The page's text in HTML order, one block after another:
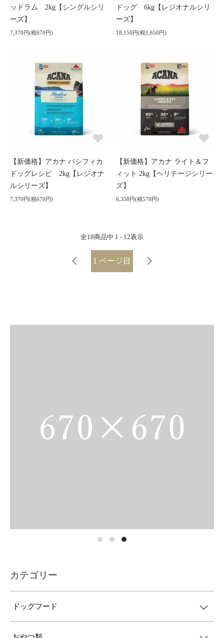
ッドラム 2kg【シングルシリ
ーズ】
7,370円(税670円)
ドッグ 6kg【レジオナルシリ
ーズ】
18,150円(税1,650円)
【新価格】アカナ パシフィカ
ドッグレシピ 2kg【レジオナ
ルシリーズ】
7,370円(税670円)
【新価格】アカナ ライト＆フ
ィット 2kg【ヘリテージシリー
ズ】
6,358円(税578円)
全18商品中 1 - 12表示
1 ページ目
カテゴリー
ドッグフード